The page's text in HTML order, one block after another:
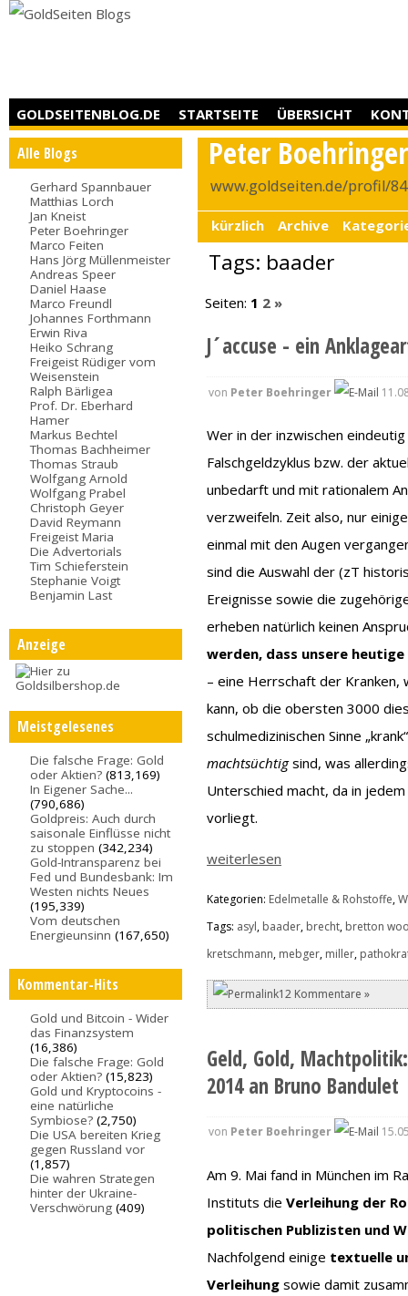
GOLDSEITENBLOG.DE STARTSEITE ÜBERSICHT
Alle Blogs
Gerhard Spannbauer
Matthias Lorch
Jan Kneist
Peter Boehringer
Marco Feiten
Hans Jörg Müllenmeister
Andreas Speer
Daniel Haase
Marco Freundl
Johannes Forthmann
Erwin Riva
Heiko Schrang
Freigeist Rüdiger vom
Weisenstein
Ralph Bärligea
Prof. Dr. Eberhard
Hamer
Markus Bechtel
Thomas Bachheimer
Thomas Straub
Wolfgang Arnold
Wolfgang Prabel
Christoph Geyer
David Reymann
Freigeist Maria
Die Advertorials
Tim Schieferstein
Stephanie Voigt
Benjamin Last
Anzeige
Meistgelesenes
Die falsche Frage: Gold
oder Aktien? (813,169)
In Eigener Sache...
(790,686)
Goldpreis: Auch durch
saisonale Einflüsse nicht
zu stoppen (342,234)
Gold-Intransparenz bei
Fed und Bundesbank: Im
Westen nichts Neues
(195,339)
Vom deutschen
Energieunsinn (167,650)
Kommentar-Hits
Gold und Bitcoin - Wider
das Finanzsystem
(16,386)
Die falsche Frage: Gold
oder Aktien? (15,823)
Gold und Kryptocoins -
eine natürliche
Symbiose? (2,750)
Die USA bereiten Krieg
gegen Russland vor
(1,857)
Die wahren Strategen
hinter der Ukraine-
Verschwörung (409)
Peter Boehringer
www.goldseiten.de/profil/
kürzlich Archive
Tags: baader
Seiten: 1 2 »
J´accuse - ein
von Peter Boehringer
Wer in der inzwischen
Falschgeldzyklus bzw. der
unbedarft und mit rationalem
verzweifeln. Zeit also, nur
einmal mit den Augen
sind die Auswahl der (zT
Ereignisse sowie die
erheben natürlich keinen
werden, dass unsere
– eine Herrschaft der
kann, ob die obersten 3000
schulmedizinischen Sinne
machtsüchtigsind, was
Unterschied macht, da in
vorliegt.
weiterlesen
Kategorien: Edelmetalle & Rohstoffe,
Tags: asyl, baader, brecht, bretton
kretschmann, mebger, miller,
12 Kommentare »
Geld, Gold,
2014 an Bruno Bandulet
von Peter Boehringer
Am 9. Mai fand in München im
Instituts dieVerleihung der
politischen Publizisten und
Nachfolgend einige textuelle
Verleihung sowie damit